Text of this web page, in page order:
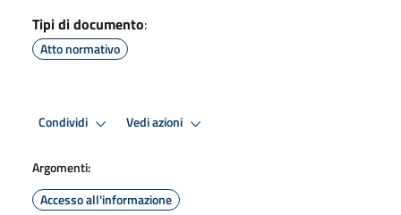
Tipi di documento:
Atto normativo
Condividi Vedi azioni
Argomenti:
Accesso all'informazione